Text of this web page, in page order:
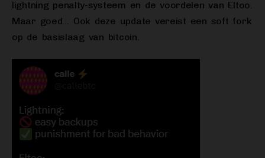
lightning penalty-systeem en de voordelen van Eltoo.
Maar goed… Ook deze update vereist een soft fork
op de basislaag van bitcoin.